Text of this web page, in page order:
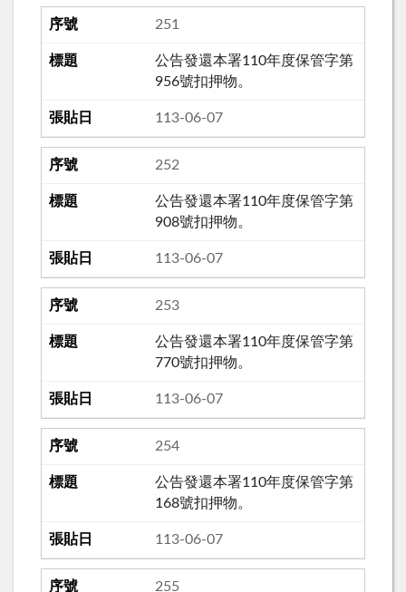
251
公告發還本署110年度保管字第
956號扣押物。
113-06-07
252
公告發還本署110年度保管字第
908號扣押物。
113-06-07
253
公告發還本署110年度保管字第
770號扣押物。
113-06-07
254
公告發還本署110年度保管字第
168號扣押物。
113-06-07
255